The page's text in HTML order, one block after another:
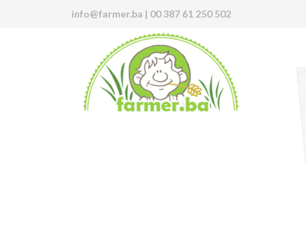
info@farmer.ba | 00 387 61 250 502